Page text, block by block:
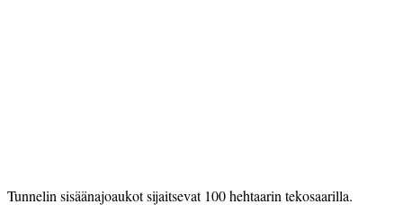
Tunnelin sisäänajoaukot sijaitsevat 100 hehtaarin tekosaarilla.